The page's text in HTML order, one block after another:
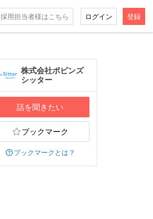
採用担当者様はこちら ログイン 登録
株式会社ポピンズ
シッター
話を聞きたい
ブックマーク
ブックマークとは？